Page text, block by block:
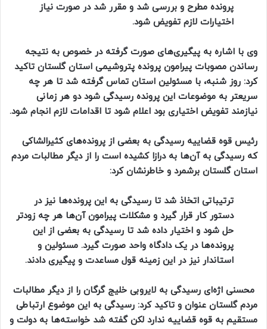
پرونده مطرح و بررسی شد و مقرر شد در صورت نیاز
اختیارات لازم تفویض شود.
وی با اشاره به پیگیری‌های صورت گرفته در خصوص به نتیجه
رساندن مصوبات پیرامون پرونده پتروشیمی استان گلستان تاکید
کرد: روز شنبه، با مسئولین استان تماس گرفته شد تا هر چه
سریعتر به موضوعات این پرونده رسیدگی شود دو هر زمانی
نیازمند تفویض اختیاری بود اعلام شود تا اقدامات لازم انجام شود.
رئیس قوه قضاییه رسیدگی به بعضی از پرونده‌های کثیرالشاکی
که رسیدگی به آن‌ها به درازا کشیده است را از دیگر مطالبات مردم
استان گلستان برشمرد و خاطرنشان کرد:
ترتیباتی اتخاذ شد تا رسیدگی به این پرونده‌ها نیز در
دستور کار قرار گیرد و مشکلات پیرامون آن‌ها هر چه زودتر
حل شود و اختیار داده شد تا رسیدگی به بعضی از این
پرونده‌ها در یک دادگاه واحد صورت گیرد. مسئولین و
استاندار نیز در این زمینه قول مساعدت و پیگیری دادند.
محسنی اژه‌ای رسیدگی به لایروبی خلیج گرگان را از دیگر مطالبات
مردم گلستان عنوان و تاکید کرد: رسیدگی به این موضوع ارتباطی
مستقیم به قوه قضاییه ندارد لکن گفته شد خواسته‌ها به دولت و